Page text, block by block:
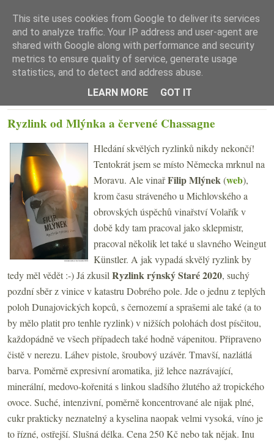
☰ Menu
Ryzlink od Mlýnka a červené Chassagne
Hledání skvělých ryzlinků nikdy nekončí!
Tentokrát jsem se místo Německa mrknul na
Moravu. Ale vinařFilip Mlýnek(web),
krom času stráveného u Michlovského a
obrovských úspěchů vinařství Volařík v
době kdy tam pracoval jako sklepmistr,
pracoval několik let také u slavného Weingut
Künstler. A jak vypadá skvělý ryzlink by
tedy měl vědět :-) Já zkusil Ryzlink rýnský Staré 2020, suchý
pozdní sběr z vinice v katastru Dobrého pole. Jde o jednu z teplých
poloh Dunajovických kopců, s černozemí a sprašemi ale také (a to
by mělo platit pro tenhle ryzlink) v nižších polohách dost písčitou,
každopádně ve všech případech také hodně vápenitou. Připraveno
čistě v nerezu. Láhev pistole, šroubový uzávěr. Tmavší, nazlátlá
barva. Poměrně expresivní aromatika, již lehce nazrávající,
minerální, medovo-kořenitá s linkou sladšího žlutého až tropického
ovoce. Suché, intenzivní, poměrně koncentrované ale nijak plné,
cukr prakticky neznatelný a kyselina naopak velmi vysoká, víno je
to řízné, ostřejší. Slušná délka. Cena 250 Kč nebo tak nějak. Inu
This site uses cookies from Google to deliver its services
and to analyze traffic. Your IP address and user-agent are
shared with Google along with performance and security
metrics to ensure quality of service, generate usage
statistics, and to detect and address abuse.
LEARN MORE
GOT IT